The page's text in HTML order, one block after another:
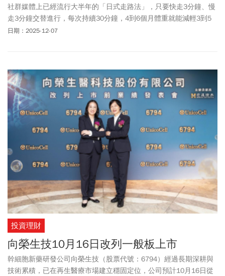
社群媒體上已經流行大半年的「日式走路法」，只要快走3分鐘、慢
走3分鐘交替進行，每次持續30分鐘，4到6個月體重就能減輕3到5
公斤，甚至也能降低血壓、並增強
日期：2025-12-07
投資理財
向榮生技10月16日改列一般板上市
幹細胞新藥研發公司向榮生技（股票代號：6794）經過長期深耕與
技術累積，已在再生醫療市場建立穩固定位，公司預計10月16日從